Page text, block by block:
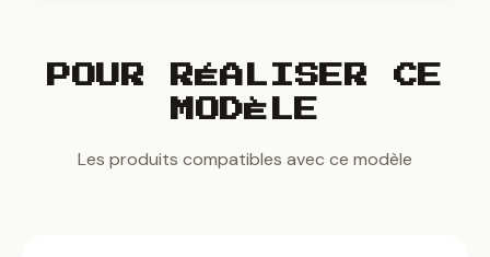
POUR RÉALISER CE
MODÈLE
Les produits compatibles avec ce modèle